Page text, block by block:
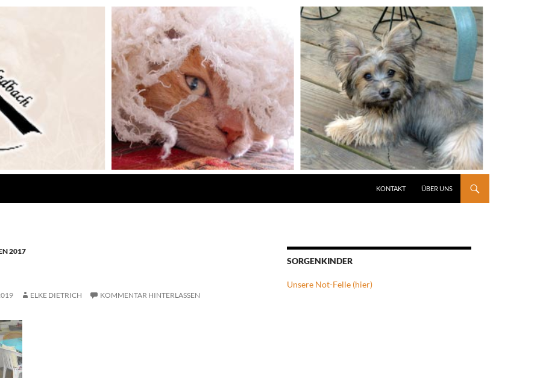
KONTAKT ÜBER UNS
2017
ELKE DIETRICH KOMMENTAR HINTERLASSEN
SORGENKINDER
Unsere Not-Felle (hier)